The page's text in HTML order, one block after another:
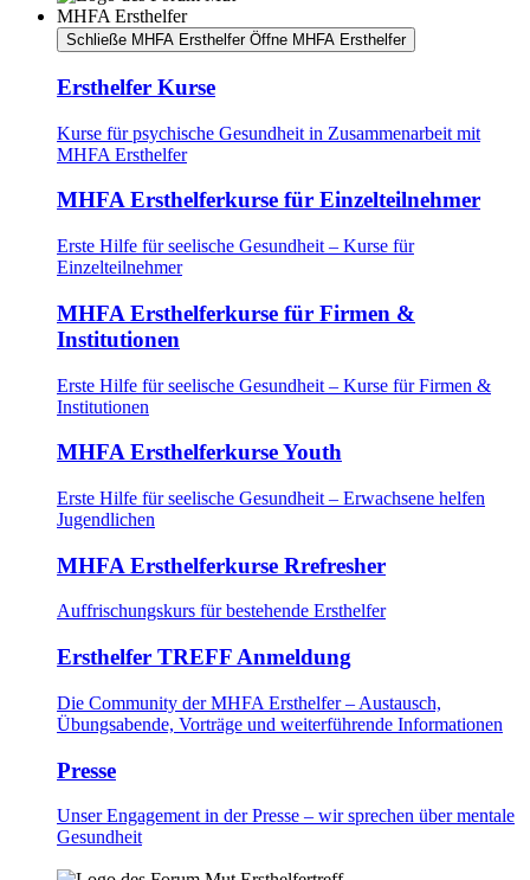
MHFA Ersthelfer
Schließe MHFA Ersthelfer Öffne MHFA Ersthelfer
Ersthelfer Kurse
Kurse für psychische Gesundheit in Zusammenarbeit mit
MHFA Ersthelfer
MHFA Ersthelferkurse für Einzelteilnehmer
Erste Hilfe für seelische Gesundheit – Kurse für
Einzelteilnehmer
MHFA Ersthelferkurse für Firmen &
Institutionen
Erste Hilfe für seelische Gesundheit – Kurse für Firmen &
Institutionen
MHFA Ersthelferkurse Youth
Erste Hilfe für seelische Gesundheit – Erwachsene helfen
Jugendlichen
MHFA Ersthelferkurse Rrefresher
Auffrischungskurs für bestehende Ersthelfer
Ersthelfer TREFF Anmeldung
Die Community der MHFA Ersthelfer – Austausch,
Übungsabende, Vorträge und weiterführende Informationen
Presse
Unser Engagement in der Presse – wir sprechen über mentale
Gesundheit